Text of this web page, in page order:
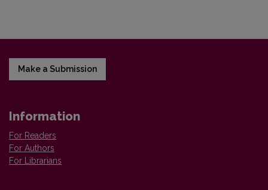
Make a Submission
Information
For Readers
For Authors
For Librarians